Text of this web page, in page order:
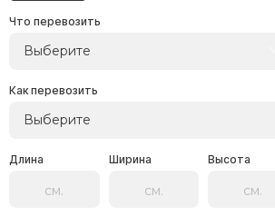
Что перевозить
Выберите
Как перевозить
Выберите
Длина Ширина Высота